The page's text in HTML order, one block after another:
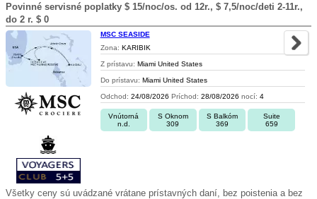
Povinné servisné poplatky $ 15/noc/os. od 12r., $ 7,5/noc/deti 2-11r.,
do 2 r. $ 0
MSC SEASIDE
Zona: KARIBIK
Z prístavu: Miami United States
Do prístavu: Miami United States
Odchod: 24/08/2026 Príchod: 28/08/2026 nocí: 4
Vnútorná
n.d.
S Oknom
309
S Balkóm
369
Suite
659
Všetky ceny sú uvádzané vrátane prístavných daní, bez poistenia a bez